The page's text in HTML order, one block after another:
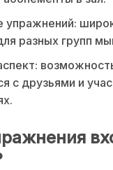
упражнений:
разных групп
с друзьями и